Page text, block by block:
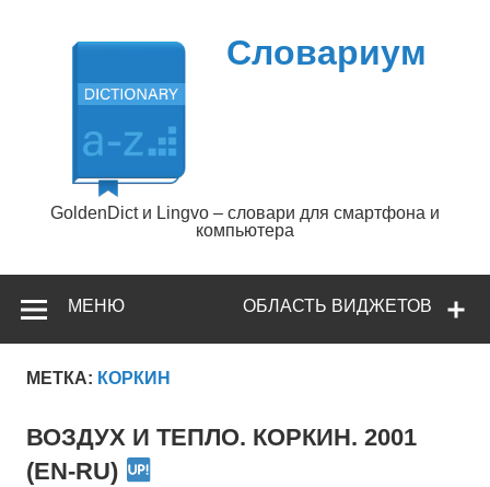
содержимому
Словариум
GoldenDict и Lingvo – словари для смартфона и
компьютера
ОБЛАСТЬ ВИДЖЕТОВ
МЕНЮ
МЕТКА: КОРКИН
ВОЗДУХ И ТЕПЛО. КОРКИН. 2001
(EN-RU)